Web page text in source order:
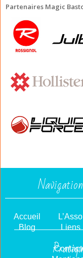
Partenaires Magic
Navigation
Accueil L’Asso
Blog
Liens